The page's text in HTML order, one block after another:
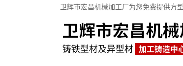
卫辉市宏昌机械加工厂为您免费提供方